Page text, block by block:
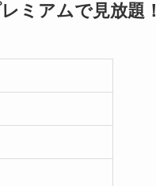
ミアムで見放題！